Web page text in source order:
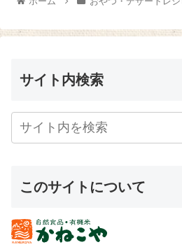
たので、はちみつナッツを作っ
100g
サイト内検索
このサイトについて